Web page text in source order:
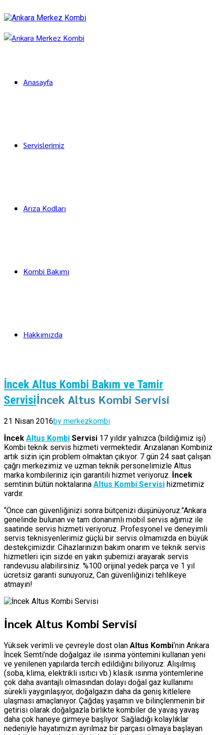
Anasayfa
Servislerimiz
Arıza Kodları
Kombi Bakımı
Hakkımızda
İncek Altus Kombi Bakım ve Tamir
Servisiİncek Altus Kombi Servisi
21 Nisan 2016by merkezkombi
İncek Altus Kombi Servisi 17 yıldır yalnızca (bildiğimiz işi)
Kombi teknik servis hizmeti vermektedir. Arızalanan Kombiniz
artık sizin için problem olmaktan çıkıyor. 7 gün 24 saat çalışan
çağrı merkezimiz ve uzman teknik personelimizle Altus
marka kombileriniz için garantili hizmet veriyoruz. İncek
semtinin bütün noktalarına Altus Kombi Servisi hizmetimiz
vardır.
“Önce can güvenliğinizi sonra bütçenizi düşünüyoruz.”Ankara
genelinde bulunan ve tam donanımlı mobil servis ağımız ile
saatinde servis hizmeti veriyoruz. Profesyonel ve deneyimli
servis teknisyenlerimiz güçlü bir servis olmamızda en büyük
destekçimizdir. Cihazlarınızın bakım onarım ve teknik servis
hizmetleri için sizde en yakın şubemizi arayarak servis
randevusu alabilirsiniz. %100 orijinal yedek parça ve 1 yıl
ücretsiz garanti sunuyoruz, Can güvenliğinizi tehlikeye
atmayın!
İncek Altus Kombi Servisi
Yüksek verimli ve çevreyle dost olan Altus Kombi‘nin Ankara
İncek Semti’nde doğalgaz ile ısınma yöntemini kullanan yeni
ve yenilenen yapılarda tercih edildiğini biliyoruz. Alışılmış
(soba, klima, elektrikli ısıtıcı vb.) klasik ısınma yöntemlerine
çok daha avantajlı olmasından dolayı doğal gaz kullanımı
sürekli yaygınlaşıyor, doğalgazın daha da geniş kitlelere
ulaşması amaçlanıyor. Çağdaş yaşamın ve bilinçlenmenin bir
getirisi olarak doğalgazla birlikte kombiler de yavaş yavaş
daha çok haneye girmeye başlıyor. Sağladığı kolaylıklar
nedeniyle hayatımızın ayrılmaz bir parçası olmaya başlayan